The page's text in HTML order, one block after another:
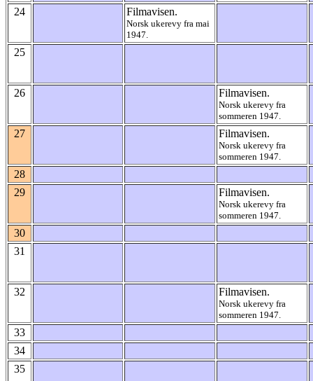
24 Filmavisen.
Norsk ukerevy fra mai
1947.
25
26 Filmavisen.
Norsk ukerevy fra
sommeren 1947.
27 Filmavisen.
Norsk ukerevy fra
sommeren 1947.
28
29
Filmavisen.
Norsk ukerevy fra
sommeren 1947.
30
31
32 Filmavisen.
Norsk ukerevy fra
sommeren 1947.
33
34
35